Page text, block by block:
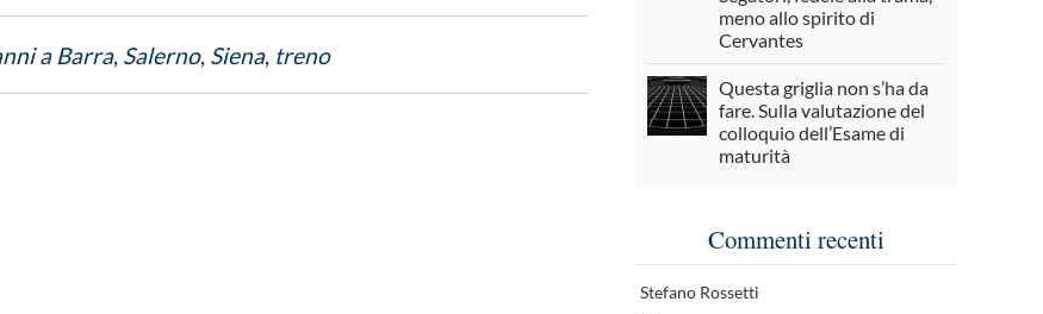
a Barra, Salerno, Siena, treno
meno allo spirito di
Cervantes
Questa griglia non s’ha da
fare. Sulla valutazione del
colloquio dell’Esame di
maturità
Commenti recenti
Stefano Rossetti